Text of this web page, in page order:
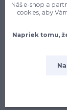
Náš e-shop a
cookies, aby
Napriek tomu,